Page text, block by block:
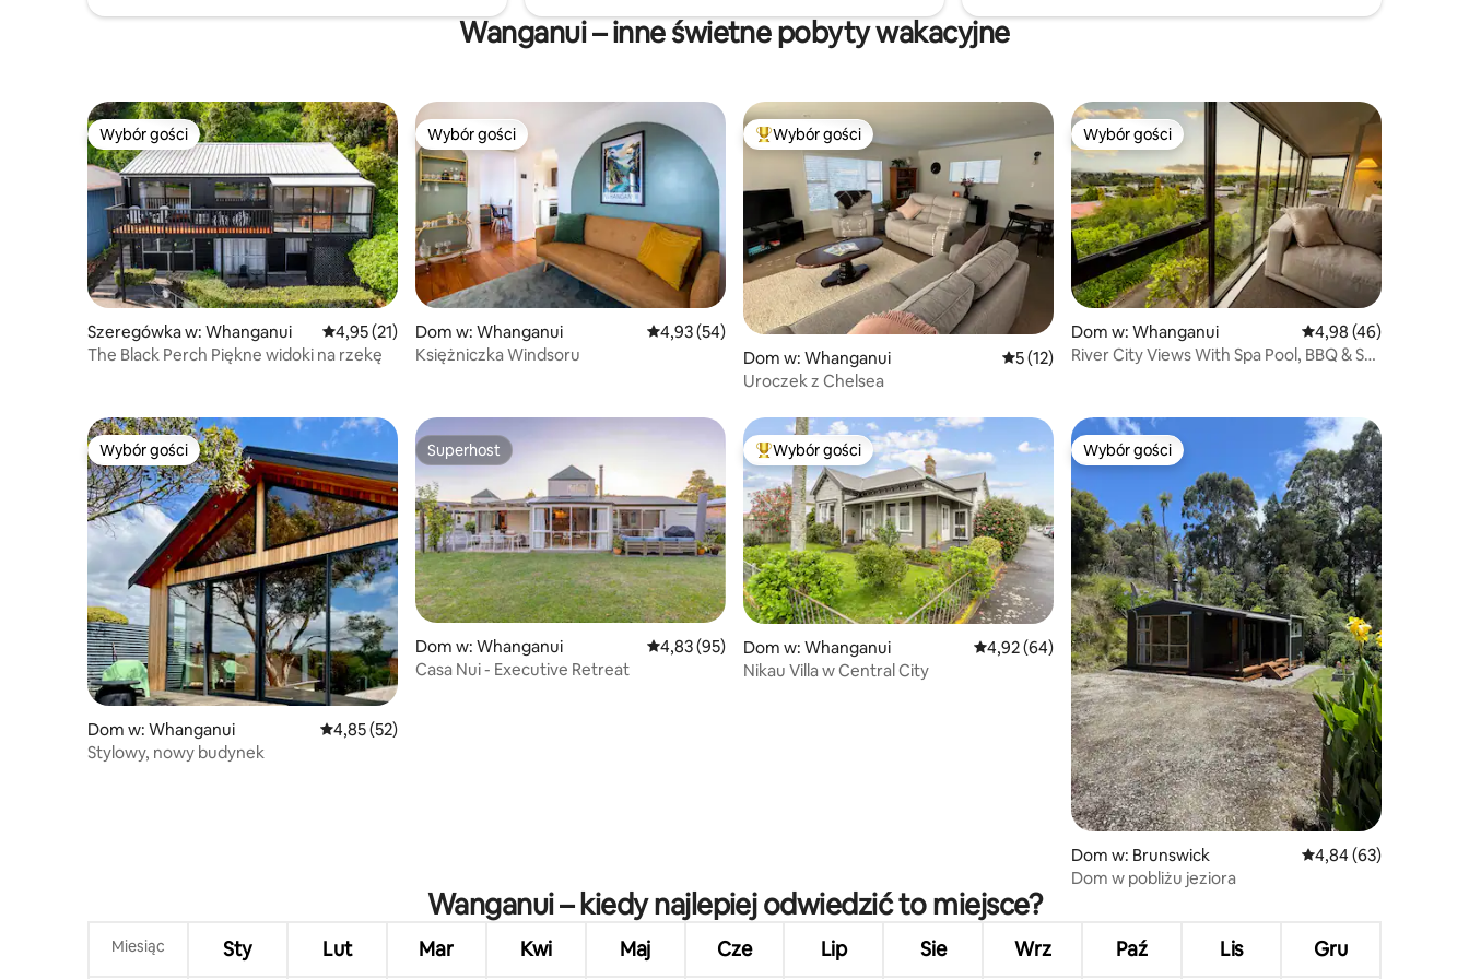
Wanganui – inne świetne pobyty wakacyjne
Wybór gości
Wybór gości
Szeregówka w: Whanganui Średnia ocena: 4,95 na 5, liczba recenzji: 21
4,95 (21)
The Black Perch Piękne widoki na rzekę
Wybór gości
Wybór gości
Dom w: Whanganui Średnia ocena: 4,93 na 5, liczba recenzji: 54
4,93 (54)
Księżniczka Windsoru
Najpopularniejsze z kategorii Wybór gości
Wybór gości
Dom w: Whanganui Średnia ocena: 5 na 5, liczba recenzji: 12
5 (12)
Uroczek z Chelsea
Wybór gości
Wybór gości
Dom w: Whanganui Średnia ocena: 4,98
4,98 (46)
River City Views With Spa Pool, BBQ & Sky
Wybór gości
Wybór gości
Dom w: Whanganui Średnia ocena: 4,85 na 5, liczba recenzji: 52
4,85 (52)
Stylowy, nowy budynek
Superhost
Superhost
Dom w: Whanganui Średnia ocena: 4,83 na 5, liczba recenzji: 95
4,83 (95)
Casa Nui - Executive Retreat
Najpopularniejsze z kategorii Wybór gości
Wybór gości
Dom w: Whanganui Średnia ocena: 4,92 na 5, liczba recenzji: 64
4,92 (64)
Nikau Villa w Central City
Wybór gości
Wybór gości
Dom w: Brunswick Średnia ocena: 4,84
4,84 (63)
Dom w pobliżu jeziora
Wanganui – kiedy najlepiej odwiedzić to miejsce?
Miesiąc Sty Lut Mar Kwi Maj Cze Lip Sie Wrz Paź Lis Gru